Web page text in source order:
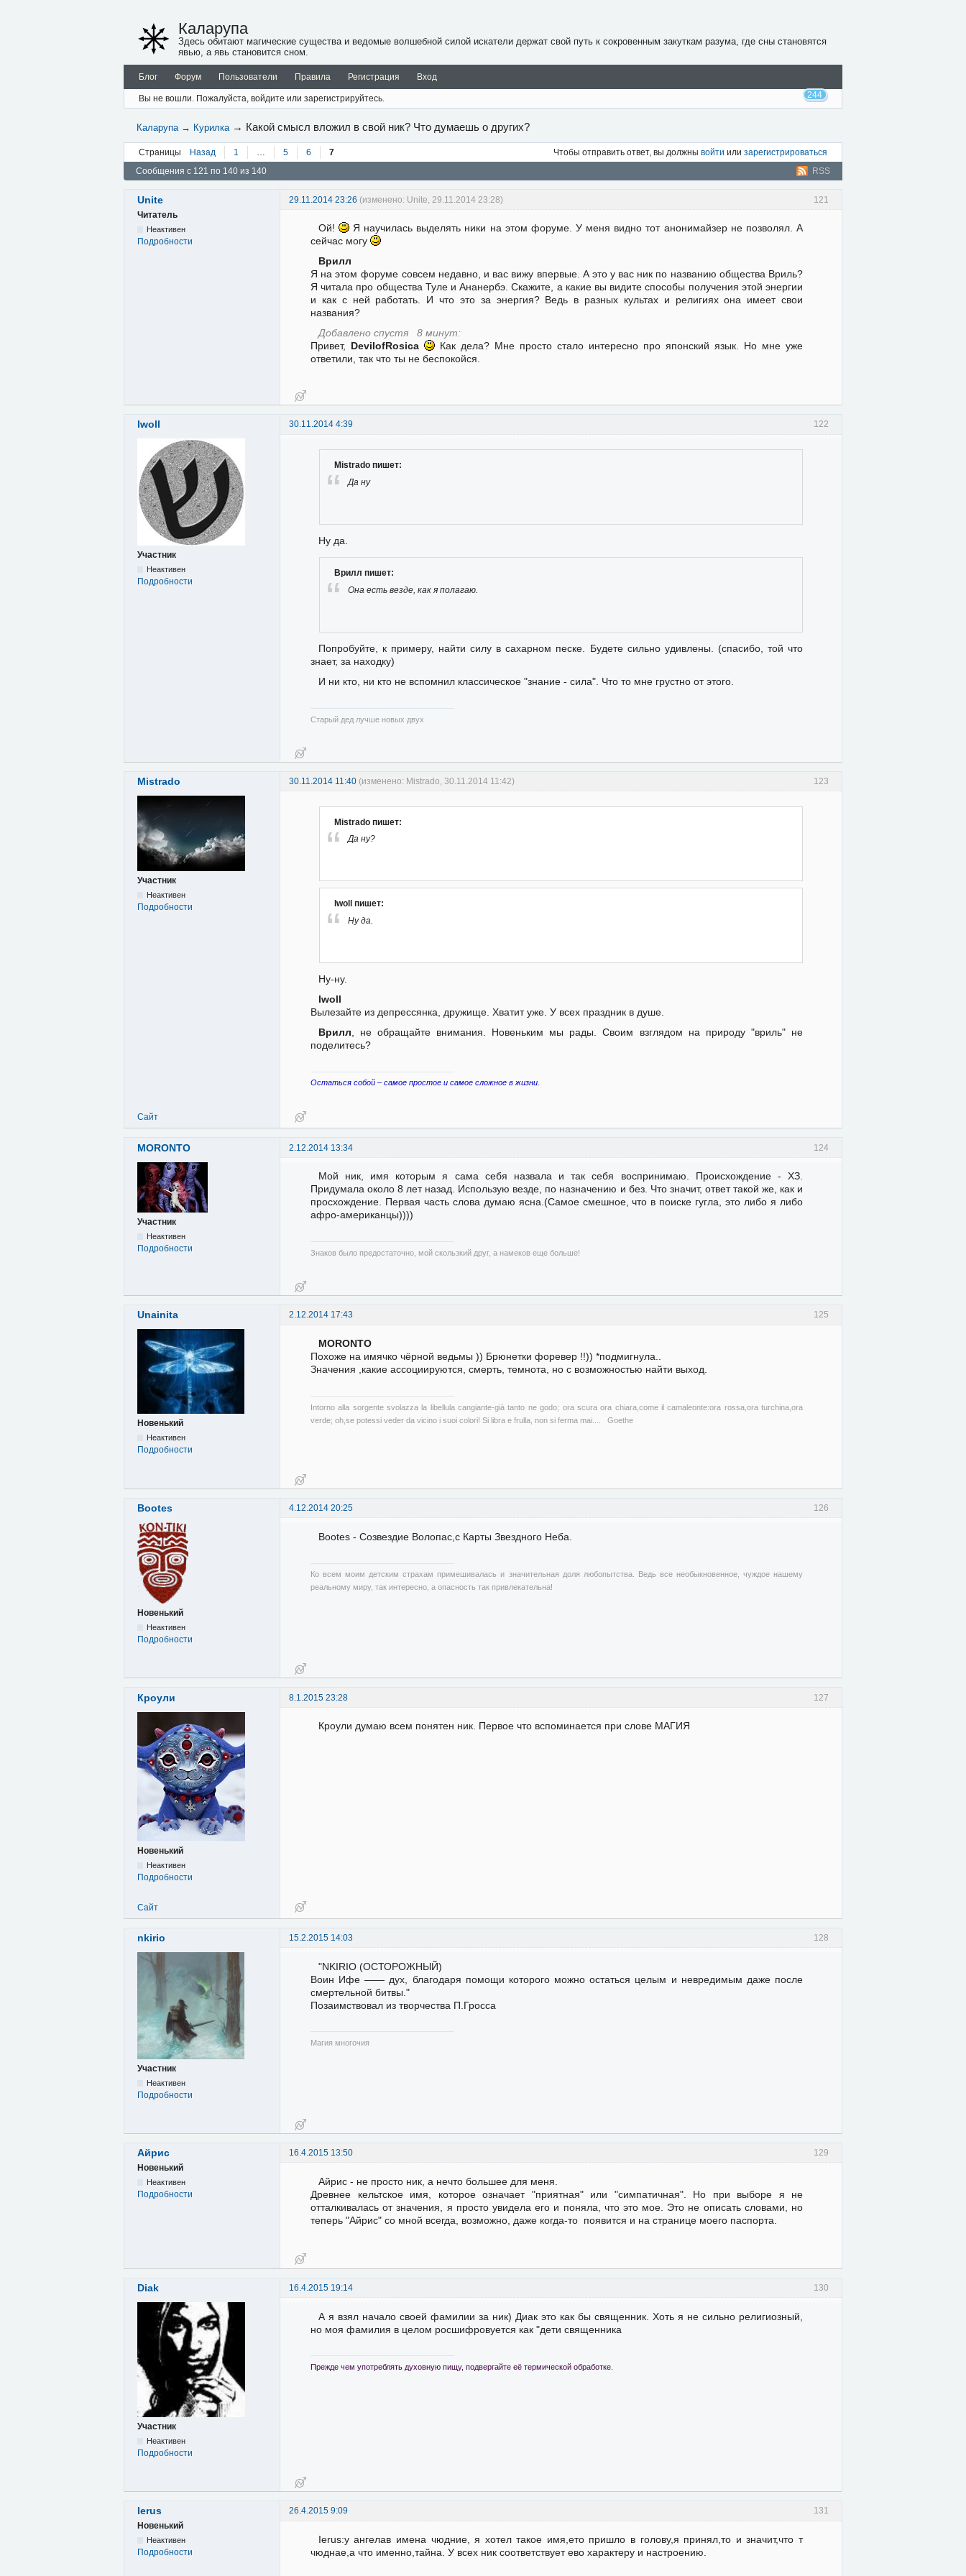
Каларупа
Здесь обитают магические существа и ведомые волшебной силой искатели держат свой путь к сокровенным закуткам разума, где сны становятся
явью, а явь становится сном.
Блог Форум Пользователи Правила Регистрация Вход
Вы не вошли. Пожалуйста, войдите или зарегистрируйтесь. 244
Каларупа → Курилка → Какой смысл вложил в свой ник? Что думаешь о других?
Страницы Назад 1 5 6 7 Чтобы отправить ответ, вы должны войти или зарегистрироваться
RSS
Сообщения с 121 по 140 из 140
121
Unite 29.11.2014 23:26 (изменено: Unite, 29.11.2014 23:28)
Читатель
Неактивен
Подробности
Ой!
Я научилась выделять ники на этом форуме. У меня видно тот анонимайзер не позволял. А
сейчас могу
Врилл
Я на этом форуме совсем недавно, и вас вижу впервые. А это у вас ник по названию общества Вриль?
Я читала про общества Туле и Ананербэ. Скажите, а какие вы видите способы получения этой энергии
и как с ней работать. И что это за энергия? Ведь в разных культах и религиях она имеет свои
названия?
Добавлено спустя 8 минут:
Привет, DevilofRosica
Как дела? Мне просто стало интересно про японский язык. Но мне уже
ответили, так что ты не беспокойся.
122
Iwoll 30.11.2014 4:39
Участник
Неактивен
Подробности
Mistrado пишет:
Да ну
Ну да.
Врилл пишет:
Она есть везде, как я полагаю.
Попробуйте, к примеру, найти силу в сахарном песке. Будете сильно удивлены. (спасибо, той что
знает, за находку)
И ни кто, ни кто не вспомнил классическое "знание - сила". Что то мне грустно от этого.
Старый дед лучше новых двух
123
Mistrado 30.11.2014 11:40 (изменено: Mistrado, 30.11.2014 11:42)
Участник
Неактивен
Подробности
Mistrado пишет:
Да ну?
Iwoll пишет:
Ну да.
Ну-ну.
Iwoll
Вылезайте из депрессянка, дружище. Хватит уже. У всех праздник в душе.
Врилл , не обращайте внимания. Новеньким мы рады. Своим взглядом на природу "вриль" не
поделитесь?
Остаться собой – самое простое и самое сложное в жизни.
Сайт
124
MORONTO 2.12.2014 13:34
Участник
Неактивен
Подробности
Мой ник, имя которым я сама себя назвала и так себя воспринимаю. Происхождение - ХЗ.
Придумала около 8 лет назад. Использую везде, по назначению и без. Что значит, ответ такой же, как и
просхождение. Первая часть слова думаю ясна.(Самое смешное, что в поиске гугла, это либо я либо
афро-американцы))))
Знаков было предостаточно, мой скользкий друг, а намеков еще больше!
125
Unainita 2.12.2014 17:43
Новенький
Неактивен
Подробности
MORONTO
Похоже на имячко чёрной ведьмы )) Брюнетки форевер !!)) *подмигнула..
Значения ,какие ассоциируются, смерть, темнота, но с возможностью найти выход.
Intorno alla sorgente svolazza la libellula cangiante-già tanto ne godo; ora scura ora chiara,come il camaleonte:ora rossa,ora turchina,ora
verde; oh,se potessi veder da vicino i suoi colori! Si libra e frulla, non si ferma mai.... Goethe
126
Bootes 4.12.2014 20:25
Новенький
Неактивен
Подробности
Bootes - Созвездие Волопас,с Карты Звездного Неба.
Ко всем моим детским страхам примешивалась и значительная доля любопытства. Ведь все необыкновенное, чуждое нашему
реальному миру, так интересно, а опасность так привлекательна!
127
Кроули 8.1.2015 23:28
Новенький
Неактивен
Подробности
Кроули думаю всем понятен ник. Первое что вспоминается при слове МАГИЯ
Сайт
128
nkirio 15.2.2015 14:03
Участник
Неактивен
Подробности
"NKIRIO (ОСТОРОЖНЫЙ)
Воин Ифе —— дух, благодаря помощи которого можно остаться целым и невредимым даже после
смертельной битвы."
Позаимствовал из творчества П.Гросса
Магия многочия
129
Айрис
16.4.2015 13:50
Новенький
Неактивен
Подробности
Айрис - не просто ник, а нечто большее для меня.
Древнее кельтское имя, которое означает "приятная" или "симпатичная". Но при выборе я не
отталкивалась от значения, я просто увидела его и поняла, что это мое. Это не описать словами, но
теперь "Айрис" со мной всегда, возможно, даже когда-то появится и на странице моего паспорта.
130
Diak 16.4.2015 19:14
Участник
Неактивен
Подробности
А я взял начало своей фамилии за ник) Диак это как бы священник. Хоть я не сильно религиозный,
но моя фамилия в целом росшифровуется как "дети священника
Прежде чем употреблять духовную пищу, подвергайте её термической обработке.
131
Ierus
26.4.2015 9:09
Новенький
Неактивен
Подробности
Ierus:у ангелав имена чюдние, я хотел такое имя,ето пришло в голову,я принял,то и значит,что т
чюднае,а что именно,тайна. У всех ник соответствует ево характеру и настроению.